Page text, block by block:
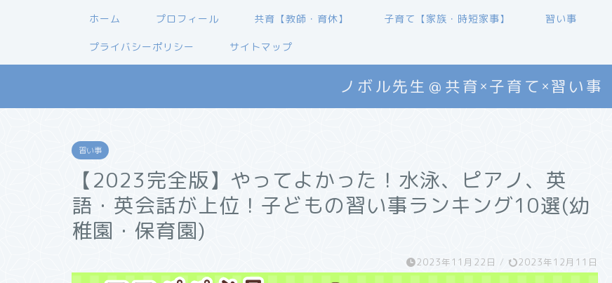
ホーム プロフィール 共育【教師・育休】 子育て【家族・時短家事】 習い事
プライバシーポリシー サイトマップ
ノボル先生＠共育×子育て×習い事
習い事
【2023完全版】やってよかった！水泳、ピアノ、英
語・英会話が上位！子どもの習い事ランキング10選(幼
稚園・保育園)
2023年11月22日 / 2023年12月11日